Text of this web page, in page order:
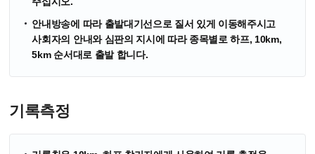
안내방송에 따라 출발대기선으로 질서 있게 이동해주시고
사회자의 안내와 심판의 지시에 따라 종목별로 하프, 10km,
5km 순서대로 출발 합니다.
기록측정